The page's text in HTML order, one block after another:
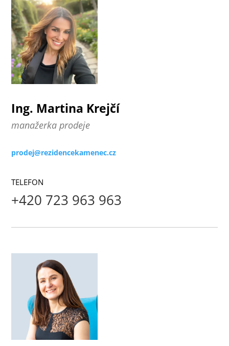
Ing. Martina Krejčí
manažerka prodeje
prodej@rezidencekamenec.cz
TELEFON
+420 723 963 963